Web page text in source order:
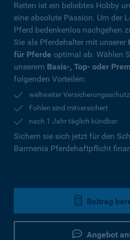
Reiten ist ein beliebtes Hobby
eine absolute Passion. Um der
Pferd bedenkenlos nachgehen
Sie als Pferdehalter mit unserer
für Pferde optimal ab. Wählen
unserem Basis-, Top- oder
folgenden Vorteilen:
weltweiter Versicherungsschutz
Fohlen sind mitversichert
nach 1 Jahr täglich kündbar
Sichern sie sich jetzt für den
Barmenia Pferdehaftpflicht
Beitrag
Angebot